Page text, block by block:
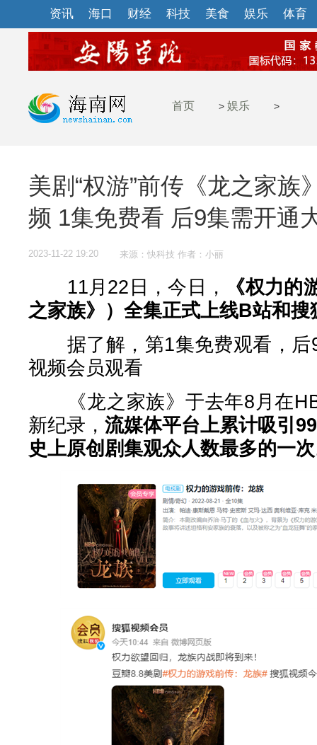
资讯 海口 财经 科技 美食 娱乐 体育
首页 > 娱乐 >
美剧“权游”前传《龙之家族
频 1集免费看 后9集需开通
2023-11-22 19:20 来源：快科技 作者：小丽
11月22日，今日，
《权力的
之家族》）全集正式上线B站和搜
据了解，第1集免费观看，后
视频会员观看
《龙之家族》于去年8月在
新纪录， 流媒体平台上累计吸引
史上原创剧集观众人数最多的一